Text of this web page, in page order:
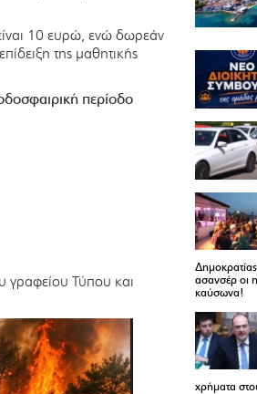
είναι 10 ευρώ, ενώ δωρεάν
της μαθητικής
περίοδο
γραφείου Τύπου και
ασανσέρ οι
καύσωνα!
χρήματα